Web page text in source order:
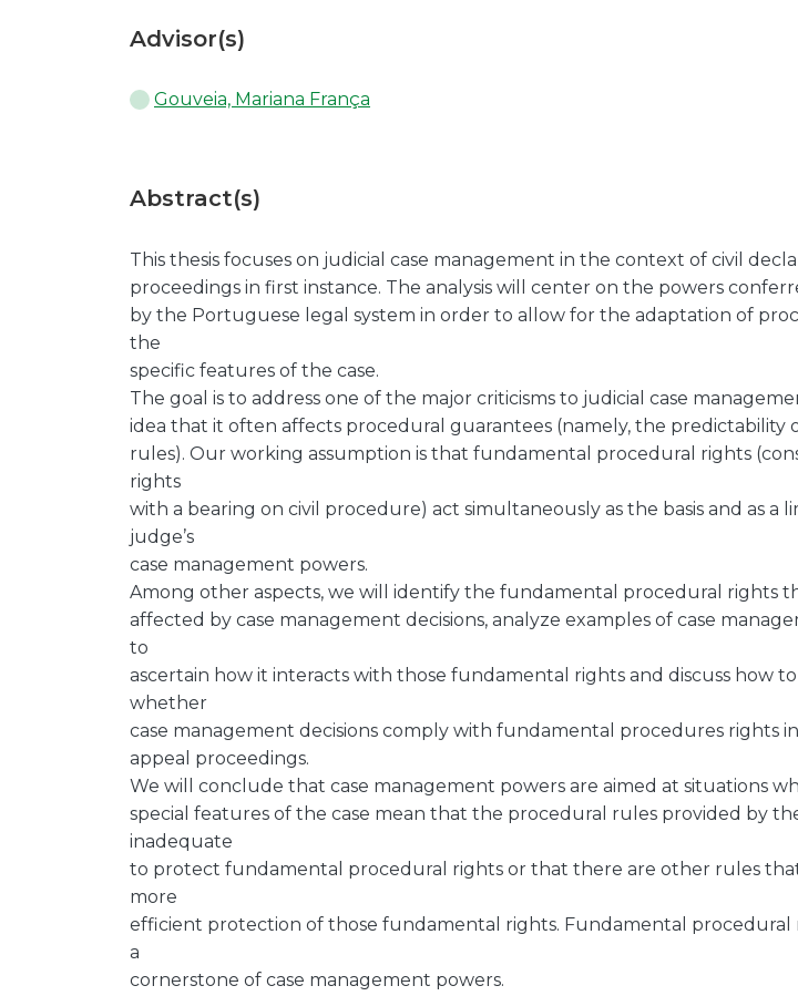
Advisor(s)
Gouveia, Mariana França
Abstract(s)
This thesis focuses on judicial case management in the context of civil
proceedings in first instance. The analysis will center on the powers
by the Portuguese legal system in order to allow for the adaptation of
the
specific features of the case.
The goal is to address one of the major criticisms to judicial case
idea that it often affects procedural guarantees (namely, the predictability
rules). Our working assumption is that fundamental procedural rights
rights
with a bearing on civil procedure) act simultaneously as the basis and as a
judge’s
case management powers.
Among other aspects, we will identify the fundamental procedural rights
affected by case management decisions, analyze examples of case
to
ascertain how it interacts with those fundamental rights and discuss how
whether
case management decisions comply with fundamental procedures rights
appeal proceedings.
We will conclude that case management powers are aimed at situations
special features of the case mean that the procedural rules provided by
inadequate
to protect fundamental procedural rights or that there are other rules
more
efficient protection of those fundamental rights. Fundamental procedural
a
cornerstone of case management powers.